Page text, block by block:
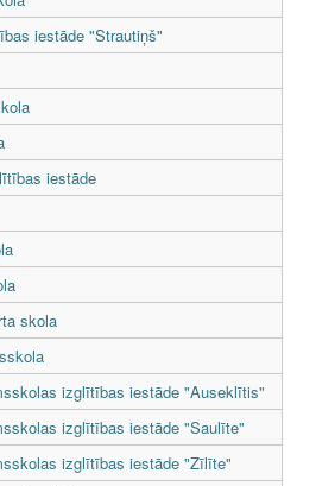
iestāde "Strautiņš"
iestāde
skola
izglītības iestāde "Auseklītis"
izglītības iestāde "Saulīte"
izglītības iestāde "Zīlīte"